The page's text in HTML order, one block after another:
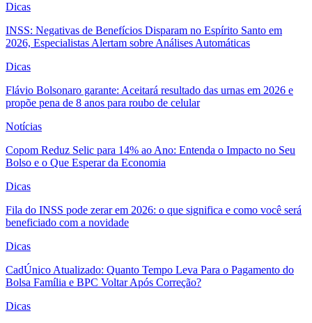
Dicas
INSS: Negativas de Benefícios Disparam no Espírito Santo em
2026, Especialistas Alertam sobre Análises Automáticas
Dicas
Flávio Bolsonaro garante: Aceitará resultado das urnas em 2026 e
propõe pena de 8 anos para roubo de celular
Notícias
Copom Reduz Selic para 14% ao Ano: Entenda o Impacto no Seu
Bolso e o Que Esperar da Economia
Dicas
Fila do INSS pode zerar em 2026: o que significa e como você será
beneficiado com a novidade
Dicas
CadÚnico Atualizado: Quanto Tempo Leva Para o Pagamento do
Bolsa Família e BPC Voltar Após Correção?
Dicas